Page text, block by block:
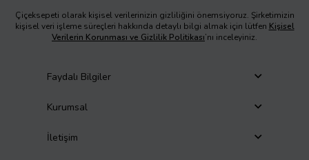
Çiçeksepeti olarak kişisel verilerinizin gizliliğini önemsiyoruz. Şirketimizin
kişisel veri işleme süreçleri hakkında detaylı bilgi almak için lütfen Kişisel
Verilerin Korunması ve Gizlilik Politikası’nı inceleyiniz.
Faydalı Bilgiler
Kurumsal
İletişim